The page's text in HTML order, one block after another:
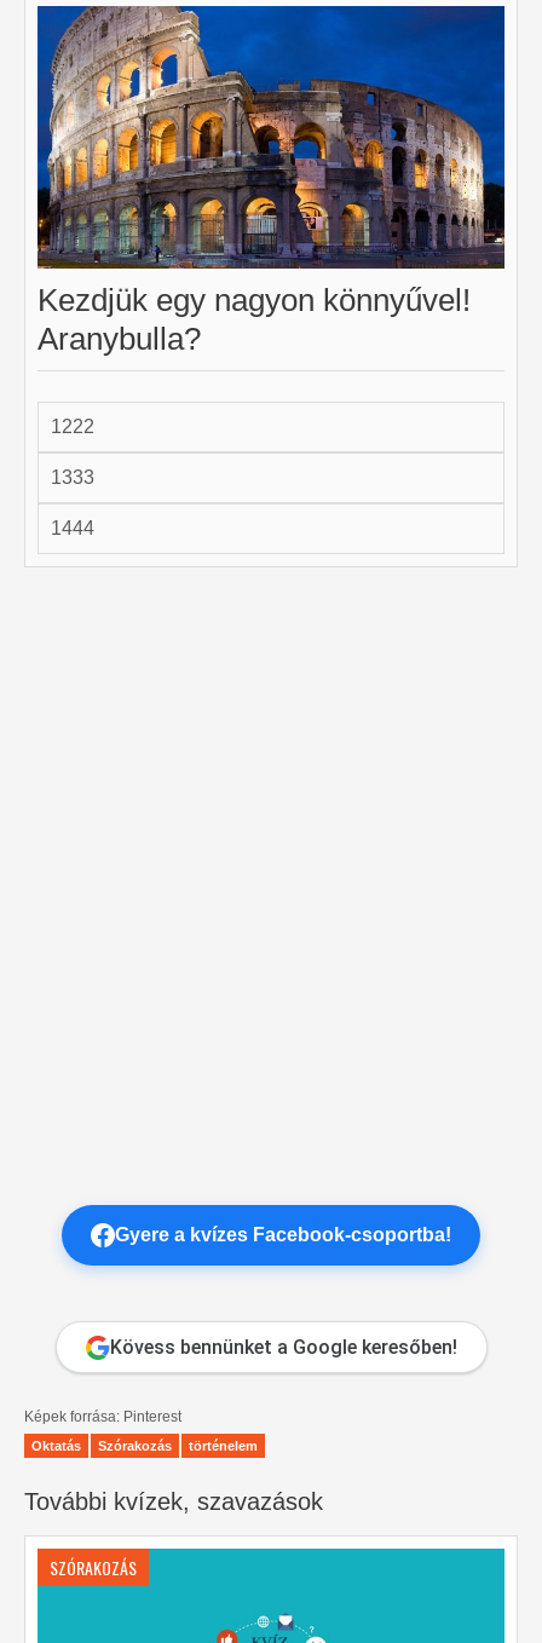
Kezdjük egy nagyon könnyűvel!
Aranybulla?
1222
1333
1444
Gyere a kvízes Facebook-csoportba!
Kövess bennünket a Google keresőben!
Képek forrása: Pinterest
Oktatás Szórakozás történelem
További kvízek, szavazások
SZÓRAKOZÁS